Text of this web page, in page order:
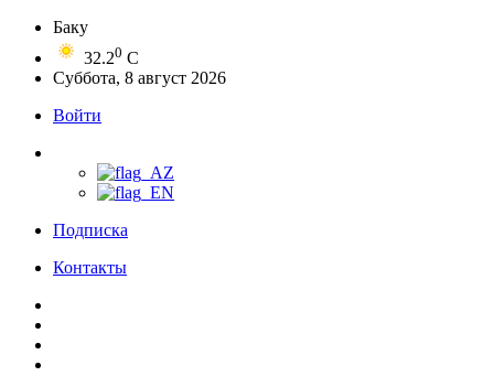
Баку
32.20 C
Суббота, 8 август 2026
Войти
Подписка
Контакты